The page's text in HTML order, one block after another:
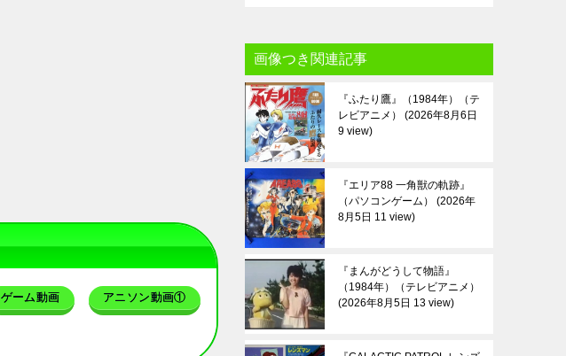
ゲーム動画 アニソン動画①
画像つき関連記事
『ふたり鷹』（1984年）（テ
レビアニメ）
2026年8月6日
9 view
『エリア88 一角獣の軌跡』
（パソコンゲーム）
2026年
8月5日 11 view
『まんがどうして物語』
（1984年）（テレビアニメ）
2026年8月5日 13 view